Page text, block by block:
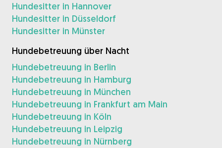
Hundesitter in Hannover
Hundesitter in Düsseldorf
Hundesitter in Münster
Hundebetreuung über Nacht
Hundebetreuung in Berlin
Hundebetreuung in Hamburg
Hundebetreuung in München
Hundebetreuung in Frankfurt am Main
Hundebetreuung in Köln
Hundebetreuung in Leipzig
Hundebetreuung in Nürnberg